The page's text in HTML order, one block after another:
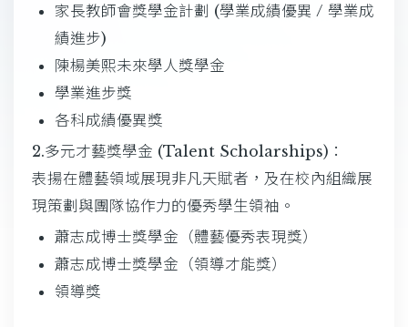
家長教師會獎學金計劃 (學業成績優異 / 學業成
績進步)
陳楊美熙未來學人獎學金
學業進步獎
各科成績優異獎
2.多元才藝獎學金 (Talent Scholarships)：
表揚在體藝領域展現非凡天賦者，及在校內組織展
現策劃與團隊協作力的優秀學生領袖。
蕭志成博士獎學金（體藝優秀表現獎）
蕭志成博士獎學金（領導才能獎）
領導獎